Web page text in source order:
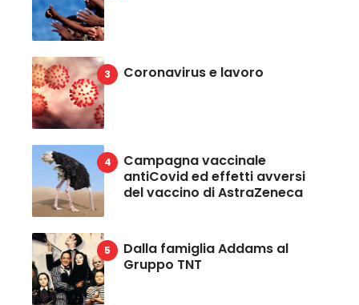
Coronavirus e lavoro
Campagna vaccinale
antiCovid ed effetti avversi
del vaccino di AstraZeneca
Dalla famiglia Addams al
Gruppo TNT